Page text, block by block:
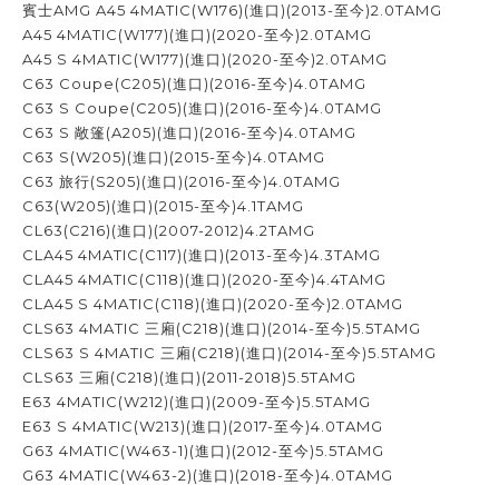
賓士AMG A45 4MATIC(W176)(進口)(2013-至今)2.0TAMG
A45 4MATIC(W177)(進口)(2020-至今)2.0TAMG
A45 S 4MATIC(W177)(進口)(2020-至今)2.0TAMG
C63 Coupe(C205)(進口)(2016-至今)4.0TAMG
C63 S Coupe(C205)(進口)(2016-至今)4.0TAMG
C63 S 敞篷(A205)(進口)(2016-至今)4.0TAMG
C63 S(W205)(進口)(2015-至今)4.0TAMG
C63 旅行(S205)(進口)(2016-至今)4.0TAMG
C63(W205)(進口)(2015-至今)4.1TAMG
CL63(C216)(進口)(2007-2012)4.2TAMG
CLA45 4MATIC(C117)(進口)(2013-至今)4.3TAMG
CLA45 4MATIC(C118)(進口)(2020-至今)4.4TAMG
CLA45 S 4MATIC(C118)(進口)(2020-至今)2.0TAMG
CLS63 4MATIC 三廂(C218)(進口)(2014-至今)5.5TAMG
CLS63 S 4MATIC 三廂(C218)(進口)(2014-至今)5.5TAMG
CLS63 三廂(C218)(進口)(2011-2018)5.5TAMG
E63 4MATIC(W212)(進口)(2009-至今)5.5TAMG
E63 S 4MATIC(W213)(進口)(2017-至今)4.0TAMG
G63 4MATIC(W463-1)(進口)(2012-至今)5.5TAMG
G63 4MATIC(W463-2)(進口)(2018-至今)4.0TAMG